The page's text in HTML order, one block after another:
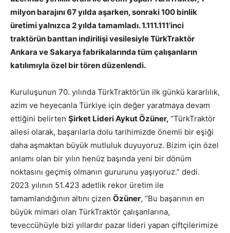
milyon barajını 67 yılda aşarken, sonraki 100 binlik
üretimi yalnızca 2 yılda tamamladı. 1.111.111’inci
traktörün banttan indirilişi vesilesiyle TürkTraktör
Ankara ve Sakarya fabrikalarında tüm çalışanların
katılımıyla özel bir tören düzenlendi.
Kuruluşunun 70. yılında TürkTraktör’ün ilk günkü kararlılık,
azim ve heyecanla Türkiye için değer yaratmaya devam
ettiğini belirten Şirket Lideri Aykut Özüner, “TürkTraktör
ailesi olarak, başarılarla dolu tarihimizde önemli bir eşiği
daha aşmaktan büyük mutluluk duyuyoruz. Bizim için özel
anlamı olan bir yılın henüz başında yeni bir dönüm
noktasını geçmiş olmanın gururunu yaşıyoruz.” dedi.
2023 yılının 51.423 adetlik rekor üretim ile
tamamlandığının altını çizen Özüner, “Bu başarının en
büyük mimari olan TürkTraktör çalışanlarına,
teveccühüyle bizi yıllardır pazar lideri yapan çiftçilerimize